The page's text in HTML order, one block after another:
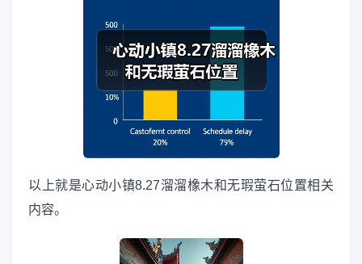
以上就是心动小镇8.27溜溜橡木和无瑕萤石位置相关
内容。